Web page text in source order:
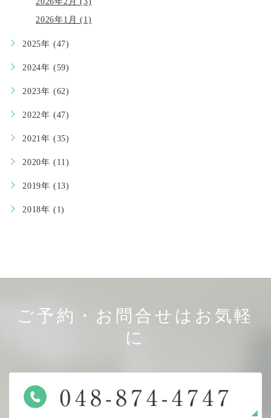
2026年1月 (1)
2025年 (47)
2024年 (59)
2023年 (62)
2022年 (47)
2021年 (35)
2020年 (11)
2019年 (13)
2018年 (1)
ご予約・お問合せはお気軽
に